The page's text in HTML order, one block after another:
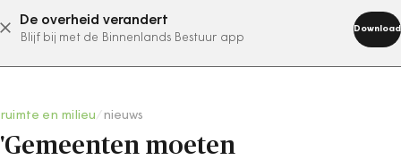
De overheid verandert
Blijf bij met de Binnenlands Bestuur app
Download
abonneer nu
ruimte en milieu nieuws
'Gemeenten moeten